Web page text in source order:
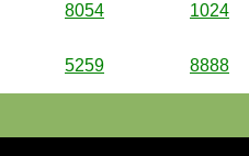
8054 1024
5259 8888